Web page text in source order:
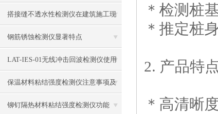
果的因素有哪些？
搭接缝不透水性检测仪在建筑施工现
场中的应用
钢筋锈蚀检测仪显著特点
LAT-IES-01无线冲击回波检测仪使用
操作方法
保温材料粘结强度检测仪注意事项及
保养
铆钉隔热材料粘结强度检测仪功能
＊检测桩
＊推定桩
2. 产品特
＊高清晰